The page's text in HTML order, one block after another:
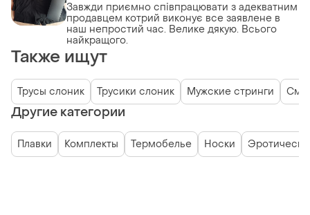
Завжди приємно співпрацювати з адекватним
продавцем котрий виконує все заявлене в
наш непростий час. Велике дякую. Всього
найкращого.
Также ищут
Трусы слоник Трусики слоник Мужские стринги
Другие категории
Плавки Комплекты Термобелье Носки